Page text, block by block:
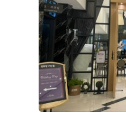
함재식, 김소연 계
2026-06-14 99명 읽